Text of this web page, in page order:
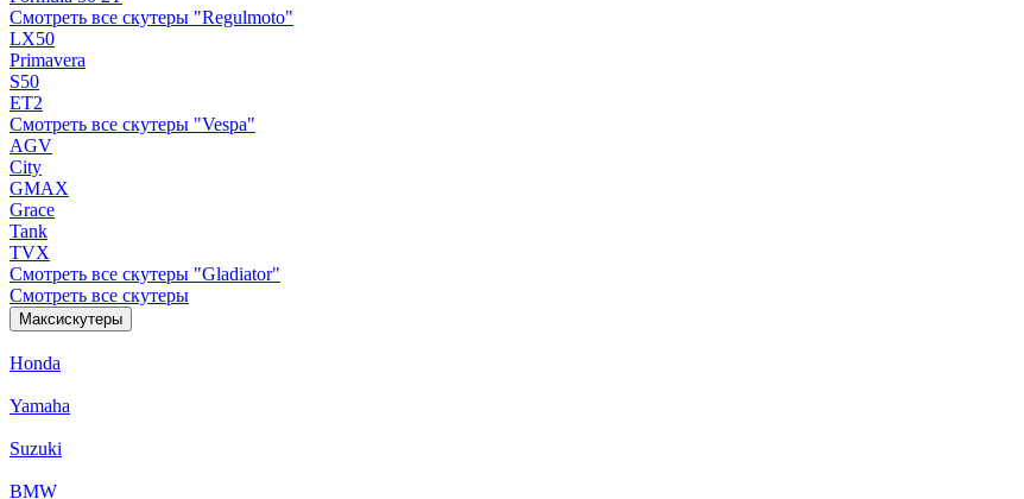
Смотреть все скутеры "Regulmoto"
LX50
Primavera
S50
ET2
Смотреть все скутеры "Vespa"
AGV
City
GMAX
Grace
Tank
TVX
Смотреть все скутеры "Gladiator"
Смотреть все скутеры
Максискутеры
Honda
Yamaha
Suzuki
BMW